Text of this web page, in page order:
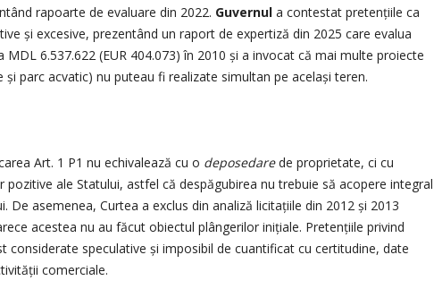
rapoarte de evaluare din 2022. Guvernula contestat pretențiile ca
și excesive, prezentând un raport de expertiză din 2025 care evalua
MDL 6.537.622 (EUR 404.073) în 2010 și a invocat că mai multe proiecte
parc acvatic) nu puteau fi realizate simultan pe același teren.
Art. 1 P1 nu echivalează cu o deposedarede proprietate, ci cu
pozitive ale Statului, astfel că despăgubirea nu trebuie să acopere integral
De asemenea, Curtea a exclus din analiză licitațiile din 2012 și 2013
acestea nu au făcut obiectul plângerilor inițiale. Pretențiile privind
considerate speculative și imposibil de cuantificat cu certitudine, date
comerciale.